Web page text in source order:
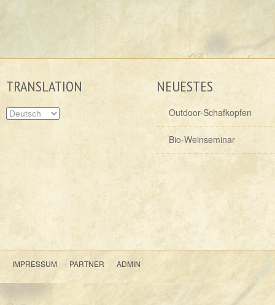
TRANSLATION NEUESTES
Outdoor-Schafkopfen
Bio-Weinseminar
IMPRESSUM PARTNER ADMIN